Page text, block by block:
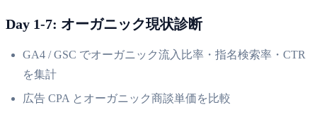
Day 1-7: オーガニック現状診断
GA4 / GSC でオーガニック流入比率・指名検索率・CTR
を集計
広告 CPA とオーガニック商談単価を比較